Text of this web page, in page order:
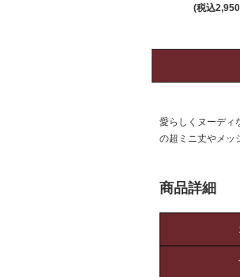
(税込
愛らしくヌーディ
の超ミニ丈やメッ
商品詳細